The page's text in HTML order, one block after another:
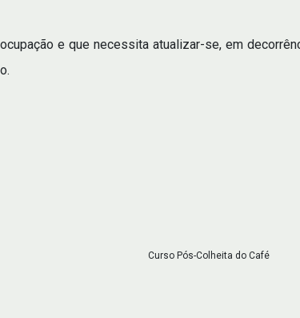
e que necessita atualizar-se, em
Curso Pós-Colheita do Café